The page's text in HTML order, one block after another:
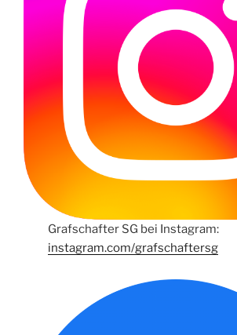
Grafschafter SG bei Instagram:
instagram.com/grafschaftersg